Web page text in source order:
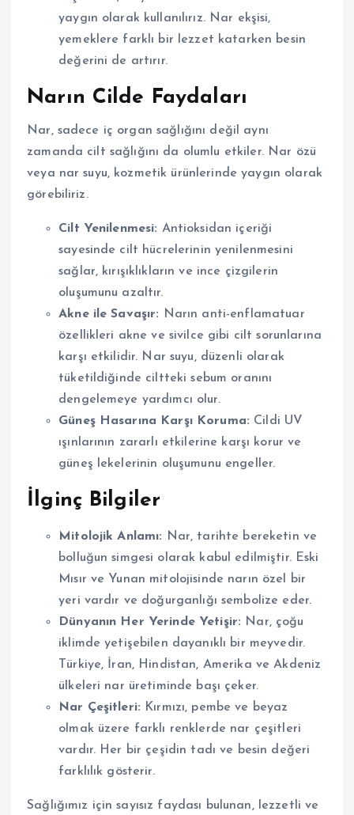
yaygın olarak kullanılırız. Nar ekşisi,
yemeklere farklı bir lezzet katarken besin
değerini de artırır.
Narın Cilde Faydaları
Nar, sadece iç organ sağlığını değil aynı
zamanda cilt sağlığını da olumlu etkiler. Nar özü
veya nar suyu, kozmetik ürünlerinde yaygın olarak
görebiliriz.
Cilt Yenilenmesi: Antioksidan içeriği
sayesinde cilt hücrelerinin yenilenmesini
sağlar, kırışıklıkların ve ince çizgilerin
oluşumunu azaltır.
Akne ile Savaşır: Narın anti-enflamatuar
özellikleri akne ve sivilce gibi cilt sorunlarına
karşı etkilidir. Nar suyu, düzenli olarak
tüketildiğinde ciltteki sebum oranını
dengelemeye yardımcı olur.
Güneş Hasarına Karşı Koruma: Cildi UV
ışınlarının zararlı etkilerine karşı korur ve
güneş lekelerinin oluşumunu engeller.
İlginç Bilgiler
Mitolojik Anlamı: Nar, tarihte bereketin ve
bolluğun simgesi olarak kabul edilmiştir. Eski
Mısır ve Yunan mitolojisinde narın özel bir
yeri vardır ve doğurganlığı sembolize eder.
Dünyanın Her Yerinde Yetişir: Nar, çoğu
iklimde yetişebilen dayanıklı bir meyvedir.
Türkiye, İran, Hindistan, Amerika ve Akdeniz
ülkeleri nar üretiminde başı çeker.
Nar Çeşitleri: Kırmızı, pembe ve beyaz
olmak üzere farklı renklerde nar çeşitleri
vardır. Her bir çeşidin tadı ve besin değeri
farklılık gösterir.
Sağlığımız için sayısız faydası bulunan, lezzetli ve